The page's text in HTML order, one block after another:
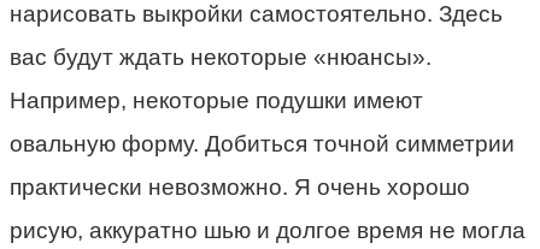
нарисовать выкройки самостоятельно. Здесь
вас будут ждать некоторые «нюансы».
Например, некоторые подушки имеют
овальную форму. Добиться точной симметрии
практически невозможно. Я очень хорошо
рисую, аккуратно шью и долгое время не могла